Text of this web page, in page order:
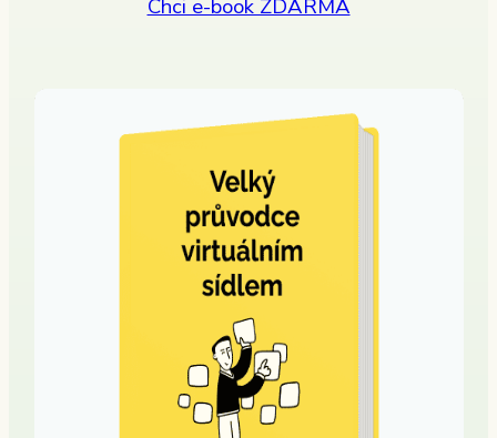
Chci e-book ZDARMA